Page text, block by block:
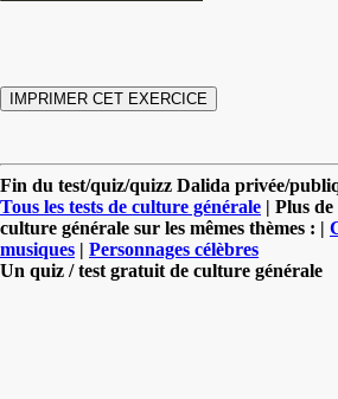
Fin du test/quiz/quizz Dalida privée/
Tous les tests de culture générale | Plus
culture générale sur les mêmes thèmes : |
musiques | Personnages célèbres
Un quiz / test gratuit de culture générale